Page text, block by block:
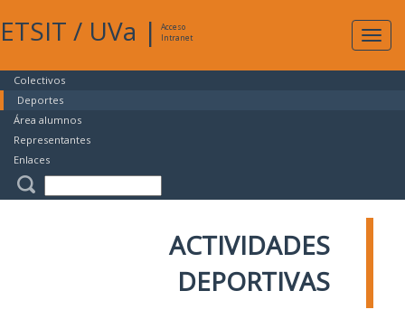
ETSIT / UVa |
Acceso
Intranet
Colectivos
Deportes
Área alumnos
Representantes
Enlaces
ACTIVIDADES
DEPORTIVAS